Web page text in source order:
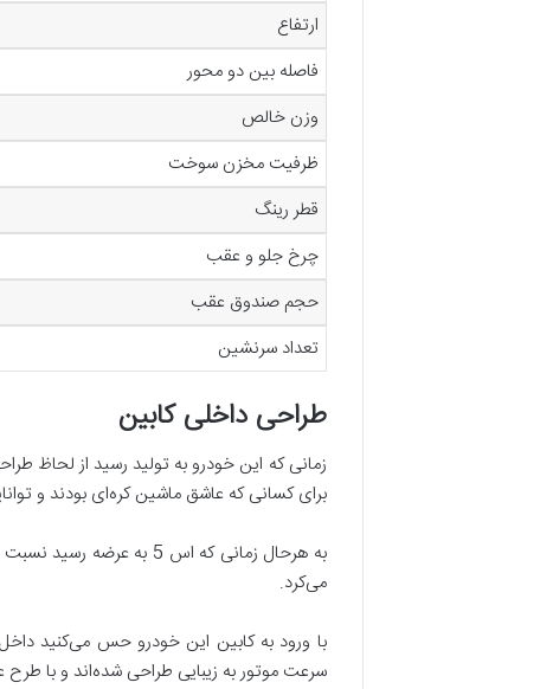
ارتفاع
فاصله بین دو محور
وزن خالص
ظرفیت مخزن سوخت
قطر رینگ
چرخ جلو و عقب
حجم صندوق عقب
تعداد سرنشین
طراحی داخلی کابین
زمانی که این خودرو به تولید رسید از لحاظ
برای کسانی که عاشق ماشین کره‌ای بودند و
می‌کرد.
با ورود به کابین این خودرو حس می‌کنید
سرعت موتور به زیبایی طراحی شده‌اند و با طرح